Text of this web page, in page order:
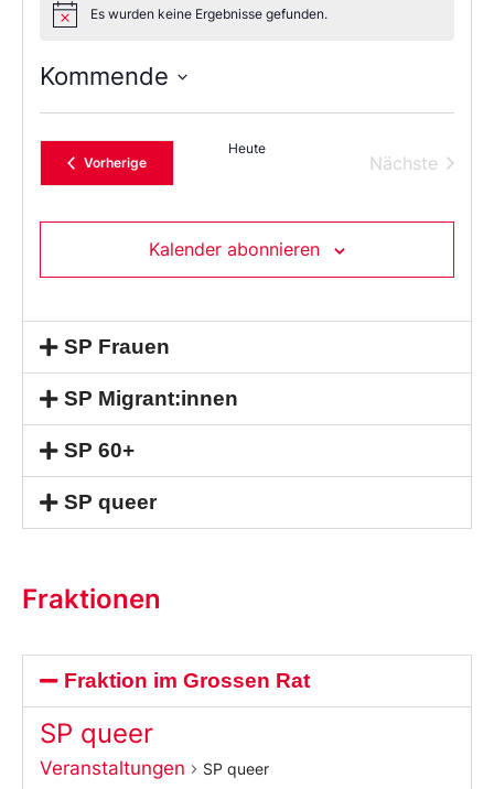
NoticeEs wurden keine Ergebnisse gefunden.
Kommende
das
DatumVorherigeVeranstaltungen
Heute
Nächste
Kalender abonnieren
SP Frauen
SP Migrant:innen
SP 60+
SP queer
Fraktionen
Fraktion im Grossen Rat
SP queer
Veranstaltungen SP queer